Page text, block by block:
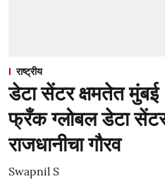
राष्ट्रीय
डेटा सेंटर क्षमतेत मुंबई
फ्रँक ग्लोबल डेटा
राजधानीचा गौरव
Swapnil S